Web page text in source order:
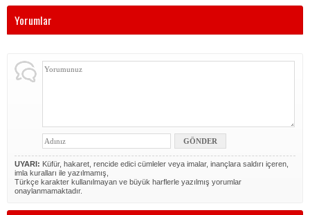
Yorumlar
UYARI: Küfür, hakaret, rencide edici cümleler veya imalar, inançlara saldırı içeren,
imla kuralları ile yazılmamış,
Türkçe karakter kullanılmayan ve büyük harflerle yazılmış yorumlar
onaylanmamaktadır.